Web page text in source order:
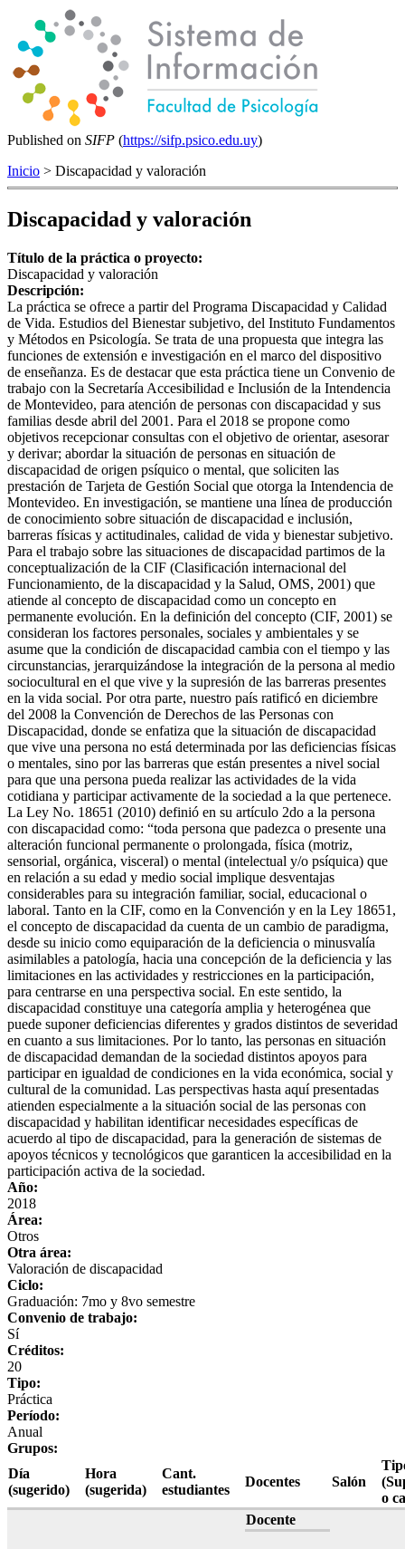
Published on SIFP (https://sifp.psico.edu.uy)
Inicio > Discapacidad y valoración
Discapacidad y valoración
Título de la práctica o proyecto:
Discapacidad y valoración
Descripción:
La práctica se ofrece a partir del Programa Discapacidad y Calidad
de Vida. Estudios del Bienestar subjetivo, del Instituto Fundamentos
y Métodos en Psicología. Se trata de una propuesta que integra las
funciones de extensión e investigación en el marco del dispositivo
de enseñanza. Es de destacar que esta práctica tiene un Convenio de
trabajo con la Secretaría Accesibilidad e Inclusión de la Intendencia
de Montevideo, para atención de personas con discapacidad y sus
familias desde abril del 2001. Para el 2018 se propone como
objetivos recepcionar consultas con el objetivo de orientar, asesorar
y derivar; abordar la situación de personas en situación de
discapacidad de origen psíquico o mental, que soliciten las
prestación de Tarjeta de Gestión Social que otorga la Intendencia de
Montevideo. En investigación, se mantiene una línea de producción
de conocimiento sobre situación de discapacidad e inclusión,
barreras físicas y actitudinales, calidad de vida y bienestar subjetivo.
Para el trabajo sobre las situaciones de discapacidad partimos de la
conceptualización de la CIF (Clasificación internacional del
Funcionamiento, de la discapacidad y la Salud, OMS, 2001) que
atiende al concepto de discapacidad como un concepto en
permanente evolución. En la definición del concepto (CIF, 2001) se
consideran los factores personales, sociales y ambientales y se
asume que la condición de discapacidad cambia con el tiempo y las
circunstancias, jerarquizándose la integración de la persona al medio
sociocultural en el que vive y la supresión de las barreras presentes
en la vida social. Por otra parte, nuestro país ratificó en diciembre
del 2008 la Convención de Derechos de las Personas con
Discapacidad, donde se enfatiza que la situación de discapacidad
que vive una persona no está determinada por las deficiencias físicas
o mentales, sino por las barreras que están presentes a nivel social
para que una persona pueda realizar las actividades de la vida
cotidiana y participar activamente de la sociedad a la que pertenece.
La Ley No. 18651 (2010) definió en su artículo 2do a la persona
con discapacidad como: “toda persona que padezca o presente una
alteración funcional permanente o prolongada, física (motriz,
sensorial, orgánica, visceral) o mental (intelectual y/o psíquica) que
en relación a su edad y medio social implique desventajas
considerables para su integración familiar, social, educacional o
laboral. Tanto en la CIF, como en la Convención y en la Ley 18651,
el concepto de discapacidad da cuenta de un cambio de paradigma,
desde su inicio como equiparación de la deficiencia o minusvalía
asimilables a patología, hacia una concepción de la deficiencia y las
limitaciones en las actividades y restricciones en la participación,
para centrarse en una perspectiva social. En este sentido, la
discapacidad constituye una categoría amplia y heterogénea que
puede suponer deficiencias diferentes y grados distintos de severidad
en cuanto a sus limitaciones. Por lo tanto, las personas en situación
de discapacidad demandan de la sociedad distintos apoyos para
participar en igualdad de condiciones en la vida económica, social y
cultural de la comunidad. Las perspectivas hasta aquí presentadas
atienden especialmente a la situación social de las personas con
discapacidad y habilitan identificar necesidades específicas de
acuerdo al tipo de discapacidad, para la generación de sistemas de
apoyos técnicos y tecnológicos que garanticen la accesibilidad en la
participación activa de la sociedad.
Año:
2018
Área:
Otros
Otra área:
Valoración de discapacidad
Ciclo:
Graduación: 7mo y 8vo semestre
Convenio de trabajo:
Sí
Créditos:
20
Tipo:
Práctica
Período:
Anual
Grupos:
Día
(sugerido)
Hora
(sugerida)
Cant.
estudiantes
Docentes Salón
o
Docente